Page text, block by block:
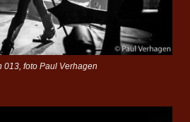
013, foto Paul Verhagen